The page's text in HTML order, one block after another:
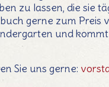
zu lassen, die sie
gerne zum Preis
und
Sie uns gerne: